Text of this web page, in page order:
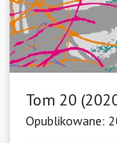
Tom 20
Opublikowane: